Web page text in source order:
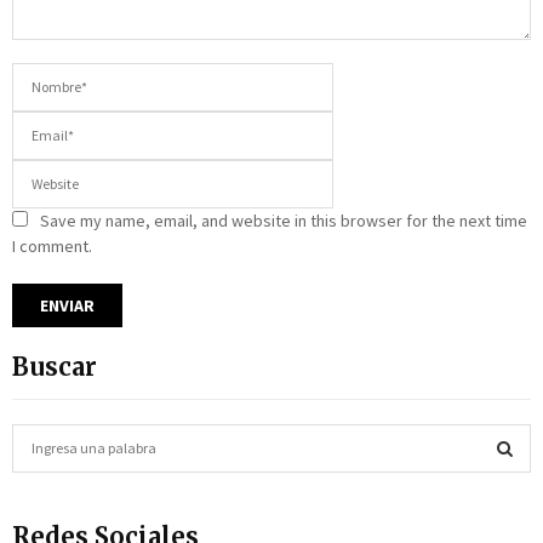
Save my name, email, and website in this browser for the next time
I comment.
Buscar
c
Redes Sociales